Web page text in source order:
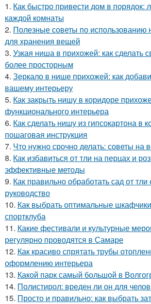
1. Как быстро привести дом в порядок:
каждой комнаты
2. Полезные советы по использованию
для хранения вещей
3. Узкая ниша в прихожей: как сделать
более просторным
4. Зеркало в нише прихожей: как
вашему интерьеру
5. Как закрыть нишу в коридоре
функционального интерьера
6. Как сделать нишу из гипсокартона в
пошаговая инструкция
7. Что нужно срочно делать: советы на
8. Как избавиться от тли на перцах и
эффективные методы
9. Как правильно обработать сад от
руководство
10. Как выбрать оптимальные
спортклуба
11. Какие фестивали и культурные
регулярно проводятся в Самаре
12. Как красиво спрятать трубы
оформлению интерьера
13. Какой парк самый большой в
14. Полистирол: вреден ли он для
15. Просто и правильно: как выбрать